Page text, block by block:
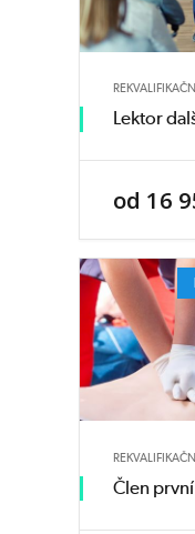
Lektor
od 16
Člen